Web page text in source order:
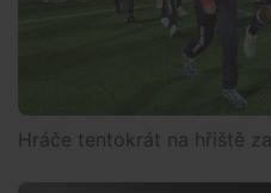
Hráče tentokrát na hřiště